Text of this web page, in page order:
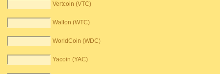
Vertcoin (VTC)
Walton (WTC)
WorldCoin (WDC)
Yacoin (YAC)